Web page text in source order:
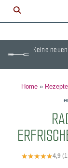
Keine
Home» Rezepte
4,9